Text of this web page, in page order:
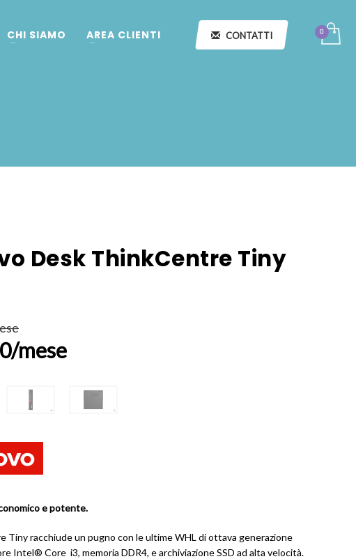
CHI SIAMO AREA CLIENTI CONTATTI
Desk ThinkCentre Tiny
mese
e potente.
Tiny racchiude un pugno con le ultime WHL di ottava generazione
Intel® Core i3, memoria DDR4, e archiviazione SSD ad alta velocità.